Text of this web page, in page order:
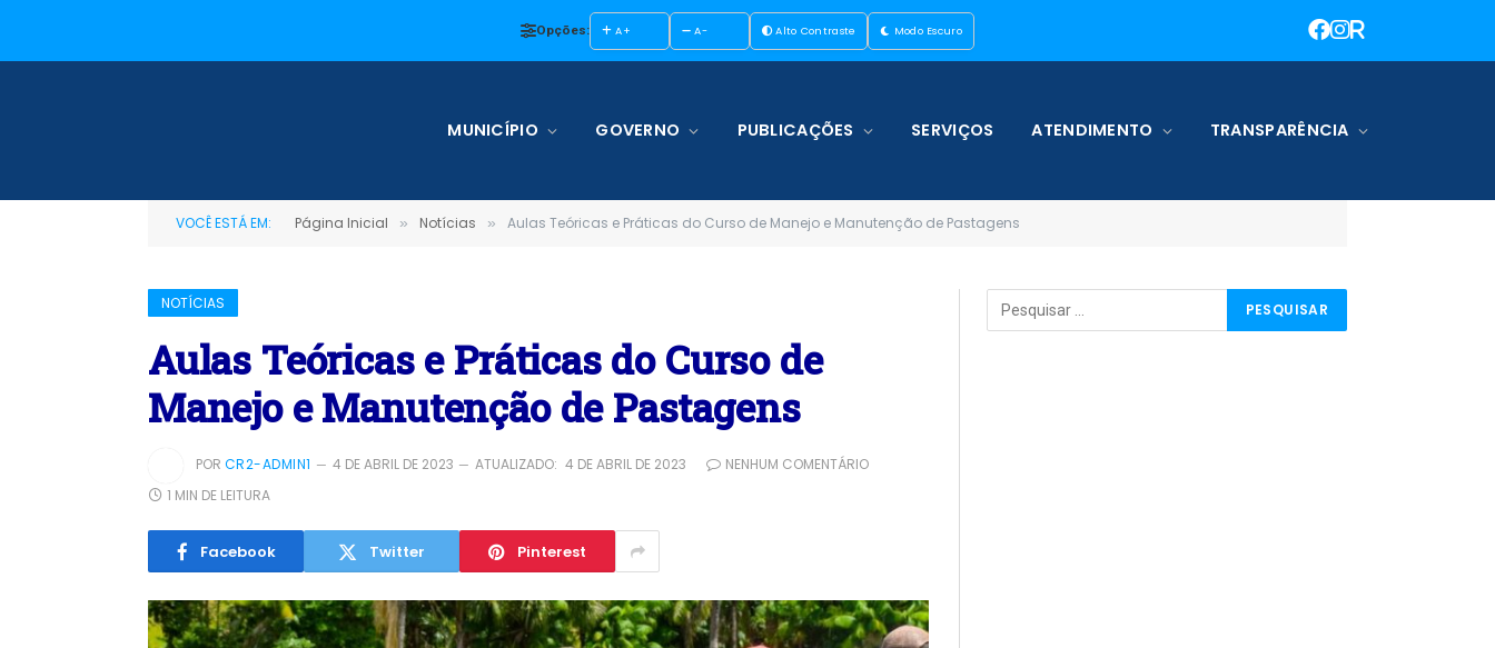
Opções: A+ A- Alto Contraste Modo Escuro
MUNICÍPIO GOVERNO PUBLICAÇÕES SERVIÇOS ATENDIMENTO TRANSPARÊNCIA
VOCÊ ESTÁ EM: Página Inicial » Notícias » Aulas Teóricas e Práticas do Curso de Manejo e Manutenção de Pastagens
NOTÍCIAS
Aulas Teóricas e Práticas do Curso de
Manejo e Manutenção de Pastagens
POR CR2-ADMIN1 4 DE ABRIL DE 2023 ATUALIZADO: 4 DE ABRIL DE 2023
NENHUM COMENTÁRIO
1 MIN DE LEITURA
Facebook Twitter Pinterest